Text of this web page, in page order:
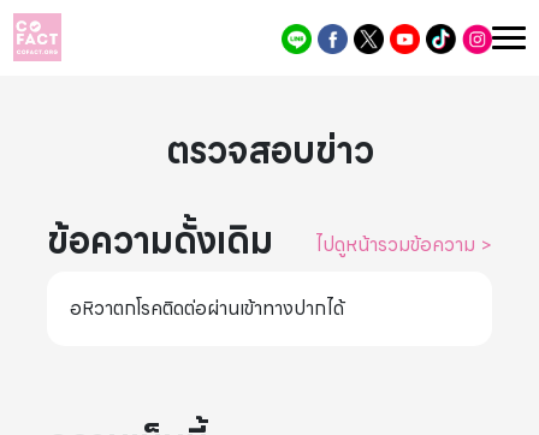
ตรวจสอบข่าว
ข้อความดั้งเดิม
ไปดูหน้ารวมข้อความ >
อหิวาตกโรคติดต่อผ่านเข้าทางปากได้